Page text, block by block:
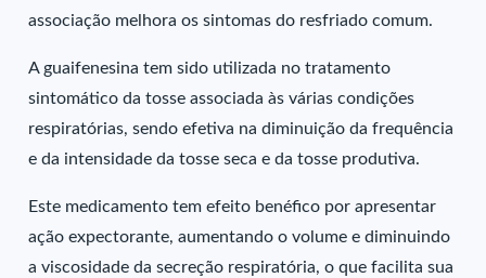
associação melhora os sintomas do resfriado comum.
A guaifenesina tem sido utilizada no tratamento
sintomático da tosse associada às várias condições
respiratórias, sendo efetiva na diminuição da frequência
e da intensidade da tosse seca e da tosse produtiva.
Este medicamento tem efeito benéfico por apresentar
ação expectorante, aumentando o volume e diminuindo
a viscosidade da secreção respiratória, o que facilita sua